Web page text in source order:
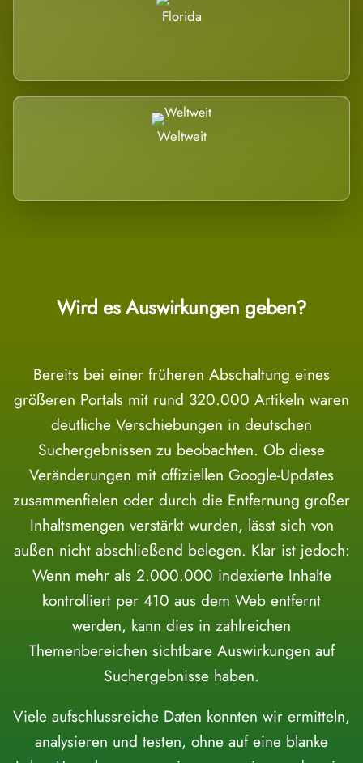
Florida
Weltweit
Wird es Auswirkungen geben?
Bereits bei einer früheren Abschaltung eines
größeren Portals mit rund 320.000 Artikeln waren
deutliche Verschiebungen in deutschen
Suchergebnissen zu beobachten. Ob diese
Veränderungen mit offiziellen Google-Updates
zusammenfielen oder durch die Entfernung großer
Inhaltsmengen verstärkt wurden, lässt sich von
außen nicht abschließend belegen. Klar ist jedoch:
Wenn mehr als 2.000.000 indexierte Inhalte
kontrolliert per 410 aus dem Web entfernt
werden, kann dies in zahlreichen
Themenbereichen sichtbare Auswirkungen auf
Suchergebnisse haben.
Viele aufschlussreiche Daten konnten wir ermitteln,
analysieren und testen, ohne auf eine blanke